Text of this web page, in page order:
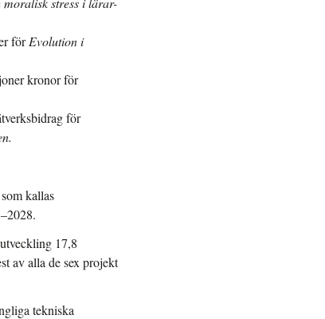
förEvolution i
kronor för
för
kallas
17,8
av alla de sex projekt
tekniska